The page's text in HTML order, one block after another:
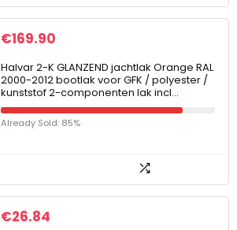
€169.90
Halvar 2-K GLANZEND jachtlak Orange RAL
2000-2012 bootlak voor GFK / polyester /
kunststof 2-componenten lak incl…
Already Sold: 85%
€26.84